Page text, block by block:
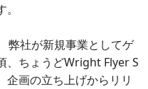
弊社が新規事業としてゲ
、ちょうどWright Flyer S
画の立ち上げからリリ